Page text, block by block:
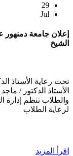
29
Jul
إعلان جامعة دمنهور
الشيخ
تحت رعاية الأستاذ
الأستاذ الدكتور /
والطلاب تنظم إدارة
لرعاية الطلاب
إقرأ المزيد